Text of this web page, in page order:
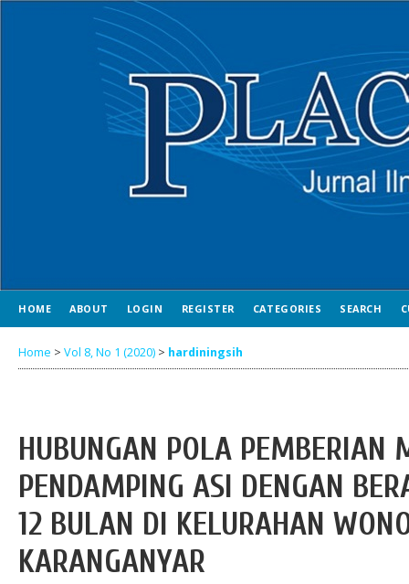
HOME ABOUT LOGIN REGISTER CATEGORIES SEARCH
Home > Vol 8, No 1 (2020) > hardiningsih
HUBUNGAN POLA PEMBERIAN
PENDAMPING ASI DENGAN
12 BULAN DI KELURAHAN
KARANGANYAR